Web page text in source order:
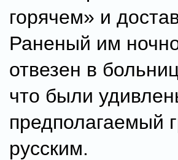
горячем» и
Раненый им
отвезен в
что были
предполагаемый
русским.